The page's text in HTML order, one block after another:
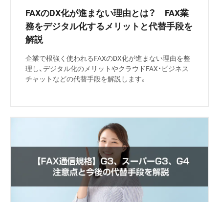
FAXのDX化が進まない理由とは？ FAX業
務をデジタル化するメリットと代替手段を
解説
企業で根強く使われるFAXのDX化が進まない理由を整
理し、デジタル化のメリットやクラウドFAX・ビジネス
チャットなどの代替手段を解説します。